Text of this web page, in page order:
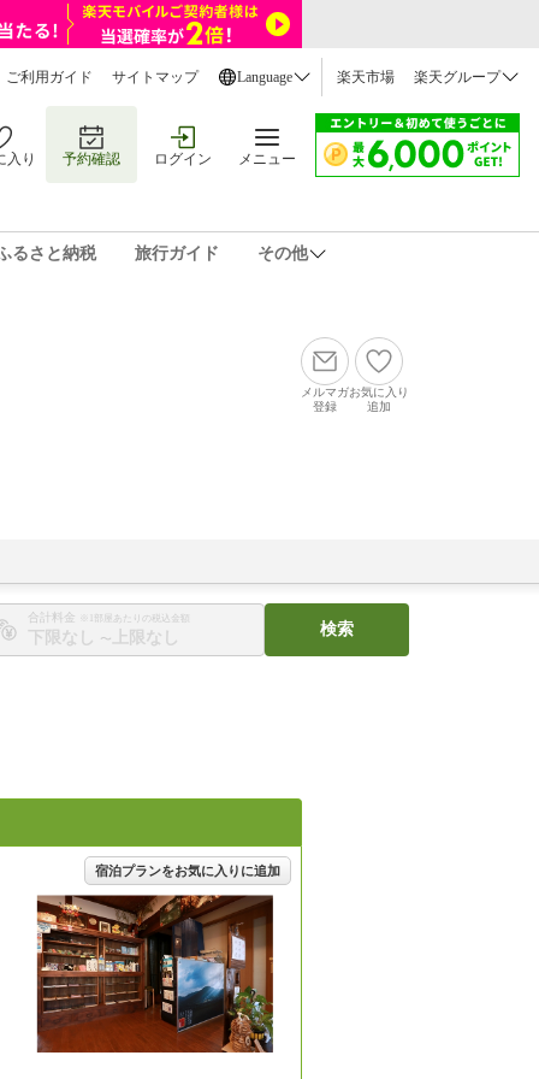
ご利用ガイド サイトマップ Language 楽天市場 楽天グループ
入り 予約確認 ログイン メニュー
るさと納税 旅行ガイド その他
メルマガ
登録
お気に入り
追加
合計料金 ※1部屋あたりの税込金額
〜
検索
宿泊プランをお気に入りに追加